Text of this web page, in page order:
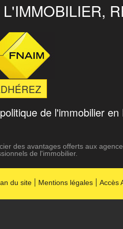
de l'immobilier en
des avantages offerts aux
de l'immobilier.
du site Mentions légales Accès